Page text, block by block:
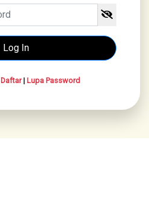
Daftar| Lupa Password